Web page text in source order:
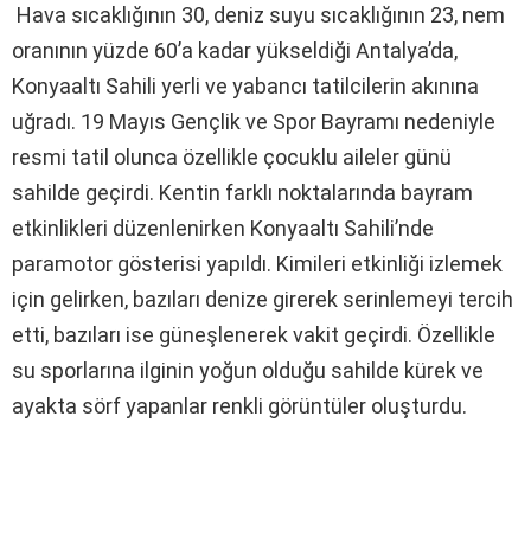
Hava sıcaklığının 30, deniz suyu sıcaklığının 23, nem
oranının yüzde 60’a kadar yükseldiği Antalya’da,
Konyaaltı Sahili yerli ve yabancı tatilcilerin akınına
uğradı. 19 Mayıs Gençlik ve Spor Bayramı nedeniyle
resmi tatil olunca özellikle çocuklu aileler günü
sahilde geçirdi. Kentin farklı noktalarında bayram
etkinlikleri düzenlenirken Konyaaltı Sahili’nde
paramotor gösterisi yapıldı. Kimileri etkinliği izlemek
için gelirken, bazıları denize girerek serinlemeyi tercih
etti, bazıları ise güneşlenerek vakit geçirdi. Özellikle
su sporlarına ilginin yoğun olduğu sahilde kürek ve
ayakta sörf yapanlar renkli görüntüler oluşturdu.